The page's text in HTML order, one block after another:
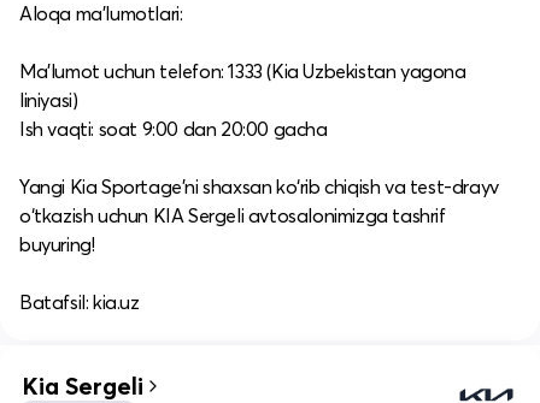
Aloqa ma’lumotlari:
Ma’lumot uchun telefon: 1333 (Kia Uzbekistan yagona
liniyasi)​
Ish vaqti: soat 9:00 dan 20:00 gacha​
Yangi Kia Sportage'ni shaxsan ko‘rib chiqish va test-drayv
o‘tkazish uchun KIA Sergeli avtosalonimizga tashrif
buyuring!​
Batafsil: kia.uz
Kia Sergeli